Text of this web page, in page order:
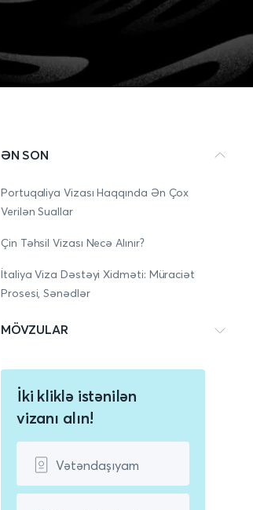
ƏN SON
Portuqaliya Vizası Haqqında Ən Çox
Verilən Suallar
Çin Təhsil Vizası Necə Alınır?
İtaliya Viza Dəstəyi Xidməti: Müraciət
Prosesi, Sənədlər
MÖVZULAR
İki kliklə istənilən
vizanı alın!
Vətəndaşıyam